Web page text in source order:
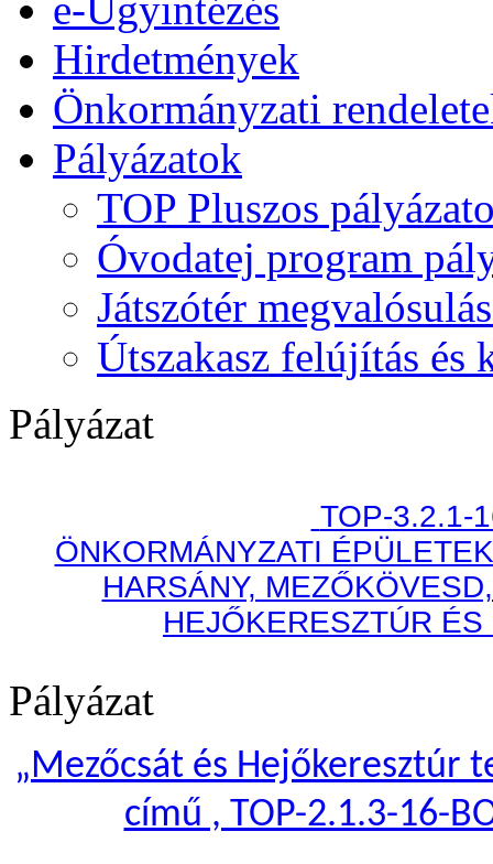
Hirdetmények
Önkormányzati
Pályázatok
TOP Pluszos
Óvodatej program
Játszótér
Útszakasz felújítás és
Pályázat
TOP-3.2.1-
ÖNKORMÁNYZATI
HARSÁNY,
HEJŐKERESZTÚR
Pályázat
„Mezőcsát és Hejőkeresztúr
című , TOP-2.1.3-16-